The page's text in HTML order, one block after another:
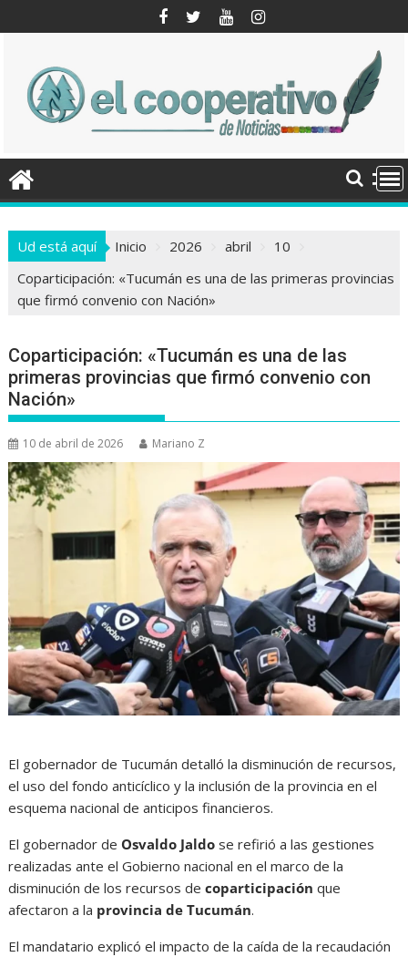
al
Ud está aquí Inicio 2026 abril
10
Coparticipación: «Tucumán es una de las primeras provincias
que firmó convenio con Nación»
Coparticipación: «Tucumán es una de las
primeras provincias que firmó convenio con
Nación»
10 de abril de 2026 Mariano Z
El gobernador de Tucumán detalló la disminución de recursos,
el uso del fondo anticíclico y la inclusión de la provincia en el
esquema nacional de anticipos financieros.
El gobernador de Osvaldo Jaldo se refirió a las gestiones
realizadas ante el Gobierno nacional en el marco de la
disminución de los recursos decoparticipaciónque
afectaron a la provincia de Tucumán.
El mandatario explicó el impacto de la caída de la recaudación